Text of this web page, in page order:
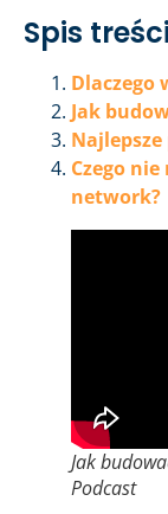
Spis treści
Dlaczego
Jak
Czego
network?
Jak
Podcast